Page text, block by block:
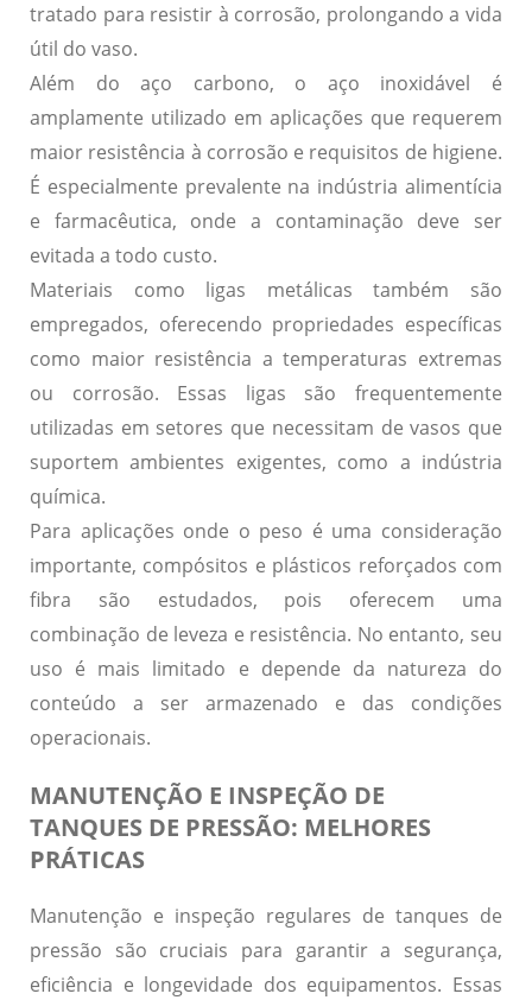
tratado para resistir à corrosão, prolongando a vida
útil do vaso.
Além do aço carbono, o aço inoxidável é
amplamente utilizado em aplicações que requerem
maior resistência à corrosão e requisitos de higiene.
É especialmente prevalente na indústria alimentícia
e farmacêutica, onde a contaminação deve ser
evitada a todo custo.
Materiais como ligas metálicas também são
empregados, oferecendo propriedades específicas
como maior resistência a temperaturas extremas
ou corrosão. Essas ligas são frequentemente
utilizadas em setores que necessitam de vasos que
suportem ambientes exigentes, como a indústria
química.
Para aplicações onde o peso é uma consideração
importante, compósitos e plásticos reforçados com
fibra são estudados, pois oferecem uma
combinação de leveza e resistência. No entanto, seu
uso é mais limitado e depende da natureza do
conteúdo a ser armazenado e das condições
operacionais.
MANUTENÇÃO E INSPEÇÃO DE
TANQUES DE PRESSÃO: MELHORES
PRÁTICAS
Manutenção e inspeção regulares de tanques de
pressão são cruciais para garantir a segurança,
eficiência e longevidade dos equipamentos. Essas